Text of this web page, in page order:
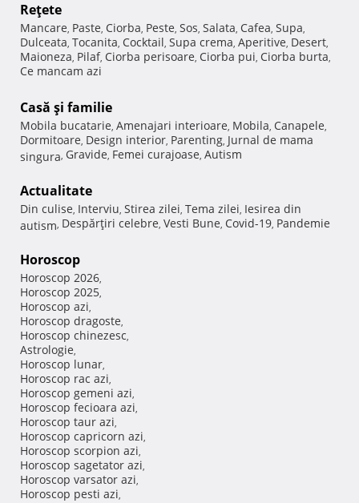
Reţete
Mancare, Paste, Ciorba, Peste, Sos, Salata, Cafea, Supa,
Dulceata, Tocanita, Cocktail, Supa crema, Aperitive, Desert,
Maioneza, Pilaf, Ciorba perisoare, Ciorba pui, Ciorba burta,
Ce mancam azi
Casă şi familie
Mobila bucatarie, Amenajari interioare, Mobila, Canapele,
Dormitoare, Design interior, Parenting, Jurnal de mama
singura, Gravide, Femei curajoase, Autism
Actualitate
Din culise, Interviu, Stirea zilei, Tema zilei, Iesirea din
autism, Despărţiri celebre, Vesti Bune, Covid-19, Pandemie
Horoscop
Horoscop 2026,
Horoscop 2025,
Horoscop azi,
Horoscop dragoste,
Horoscop chinezesc,
Astrologie,
Horoscop lunar,
Horoscop rac azi,
Horoscop gemeni azi,
Horoscop fecioara azi,
Horoscop taur azi,
Horoscop capricorn azi,
Horoscop scorpion azi,
Horoscop sagetator azi,
Horoscop varsator azi,
Horoscop pesti azi,